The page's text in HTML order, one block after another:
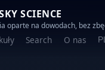
SCIENCE
oparte na dowodach, bez
Search O nas